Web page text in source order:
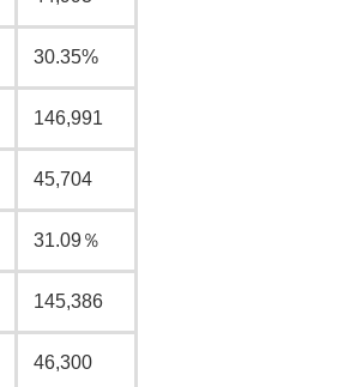
30.35%
146,991
45,704
31.09％
145,386
46,300